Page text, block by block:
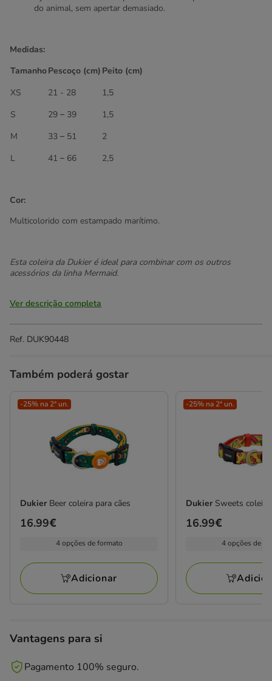
do animal, sem apertar demasiado.
Medidas:
TamanhoPescoço (cm) Peito (cm)
XS
21 - 28
1,5
S
29 – 39
1,5
M
33 – 51
2
L
41 – 66 2,5
Cor:
Multicolorido com estampado marítimo.
Esta coleira da Dukier é ideal para combinar com os outros
acessórios da linha Mermaid.
Ver descrição completa
Ref. DUK90448
Também poderá gostar
-25% na 2ª un.
Dukier Beer coleira para cães
Preço
16.99€
4 opções de formato
Adicionar
-25% na 2ª un.
Dukier Sweets
Preço
16.99€
4 opções de
Vantagens para si
Pagamento 100% seguro.